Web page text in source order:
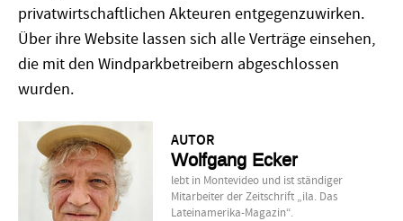
privatwirtschaftlichen Akteuren entgegenzuwirken.
Über ihre Website lassen sich alle Verträge einsehen,
die mit den Windparkbetreibern abgeschlossen
wurden.
AUTOR
Wolfgang Ecker
lebt in Monte­video und ist ständiger
Mitarbeiter der Zeitschrift „ila. Das
Lateinamerika-Magazin“.